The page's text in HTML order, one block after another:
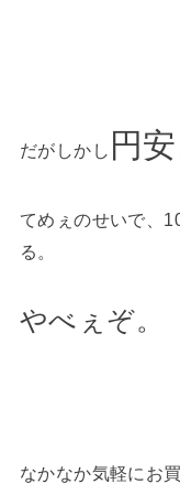
だがしかし 円安
てめぇのせいで、
る。
やべぇぞ。
なかなか気軽にお